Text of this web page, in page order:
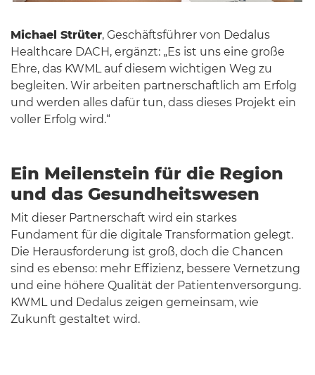
Michael Strüter, Geschäftsführer von Dedalus
Healthcare DACH, ergänzt: „Es ist uns eine große
Ehre, das KWML auf diesem wichtigen Weg zu
begleiten. Wir arbeiten partnerschaftlich am Erfolg
und werden alles dafür tun, dass dieses Projekt ein
voller Erfolg wird.“
Ein Meilenstein für die Region
und das Gesundheitswesen
Mit dieser Partnerschaft wird ein starkes
Fundament für die digitale Transformation gelegt.
Die Herausforderung ist groß, doch die Chancen
sind es ebenso: mehr Effizienz, bessere Vernetzung
und eine höhere Qualität der Patientenversorgung.
KWML und Dedalus zeigen gemeinsam, wie
Zukunft gestaltet wird.